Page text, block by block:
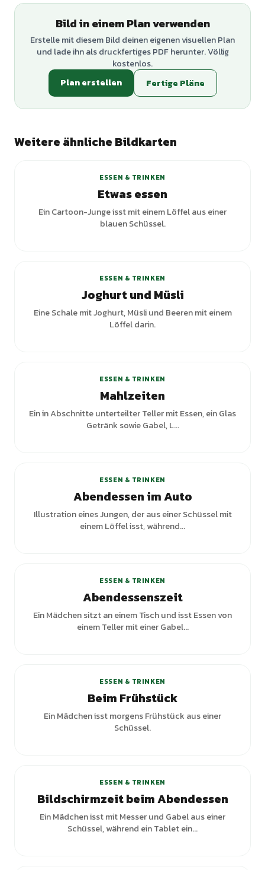
Bild in einem Plan verwenden
Erstelle mit diesem Bild deinen eigenen visuellen Plan
und lade ihn als druckfertiges PDF herunter. Völlig
kostenlos.
Plan erstellen
Fertige Pläne
Weitere ähnliche Bildkarten
ESSEN & TRINKEN
Etwas essen
Ein Cartoon-Junge isst mit einem Löffel aus einer
blauen Schüssel.
ESSEN & TRINKEN
Joghurt und Müsli
Eine Schale mit Joghurt, Müsli und Beeren mit einem
Löffel darin.
ESSEN & TRINKEN
Mahlzeiten
Ein in Abschnitte unterteilter Teller mit Essen, ein Glas
Getränk sowie Gabel, L...
ESSEN & TRINKEN
Abendessen im Auto
Illustration eines Jungen, der aus einer Schüssel mit
einem Löffel isst, während...
ESSEN & TRINKEN
Abendessenszeit
Ein Mädchen sitzt an einem Tisch und isst Essen von
einem Teller mit einer Gabel...
ESSEN & TRINKEN
Beim Frühstück
Ein Mädchen isst morgens Frühstück aus einer
Schüssel.
ESSEN & TRINKEN
Bildschirmzeit beim Abendessen
Ein Mädchen isst mit Messer und Gabel aus einer
Schüssel, während ein Tablet ein...